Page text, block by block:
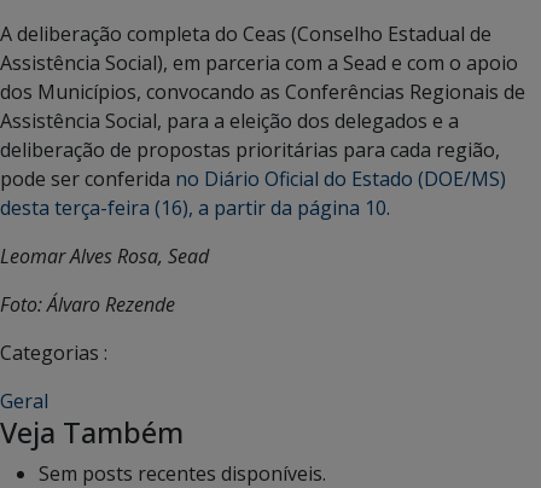
A deliberação completa do Ceas (Conselho Estadual de
Assistência Social), em parceria com a Sead e com o apoio
dos Municípios, convocando as Conferências Regionais de
Assistência Social, para a eleição dos delegados e a
deliberação de propostas prioritárias para cada região,
pode ser conferida no Diário Oficial do Estado (DOE/MS)
desta terça-feira (16), a partir da página 10.
Leomar Alves Rosa, Sead
Foto: Álvaro Rezende
Categorias :
Geral
Veja Também
Sem posts recentes disponíveis.